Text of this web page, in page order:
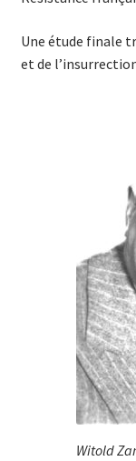
Une étude finale
et de
Witold